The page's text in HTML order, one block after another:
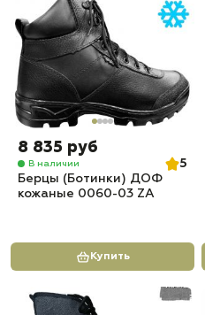
8 835 руб
В наличии
5
Берцы (Ботинки) ДОФ
кожаные 0060-03 ZA
Купить